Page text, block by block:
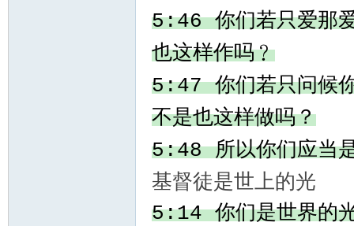
5:46你们若只爱那
也这样作吗﹖
5:47你们若只问候
不是也这样做吗？
5:48所以你们应当
基督徒是世上的光
5:14你们是世界的